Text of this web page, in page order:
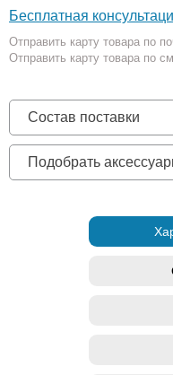
Бесплатная
Отправить карту товара по
Отправить карту товара по
Состав поставки
Подобрать